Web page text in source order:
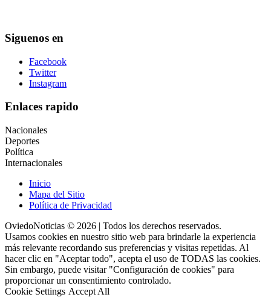
Siguenos en
Facebook
Twitter
Instagram
Enlaces rapido
Nacionales
Deportes
Política
Internacionales
Inicio
Mapa del Sitio
Política de Privacidad
OviedoNoticias © 2026 | Todos los derechos reservados.
Usamos cookies en nuestro sitio web para brindarle la experiencia
más relevante recordando sus preferencias y visitas repetidas. Al
hacer clic en "Aceptar todo", acepta el uso de TODAS las cookies.
Sin embargo, puede visitar "Configuración de cookies" para
proporcionar un consentimiento controlado.
Cookie Settings Accept All